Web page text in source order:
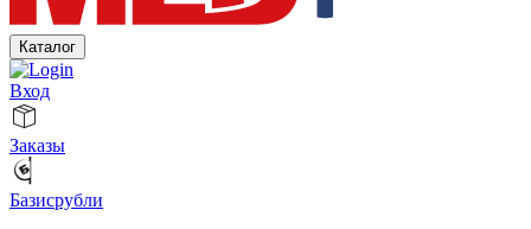
Каталог
Вход
Заказы
Базисрубли